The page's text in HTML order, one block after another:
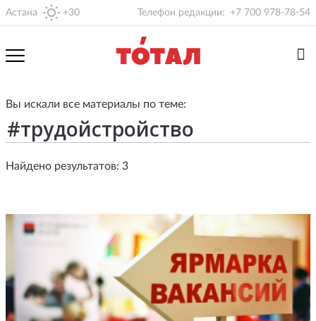
Астана +30 Телефон редакции: +7 700 978-78-54
Вы искали все материалы по теме:
Найдено результатов: 3